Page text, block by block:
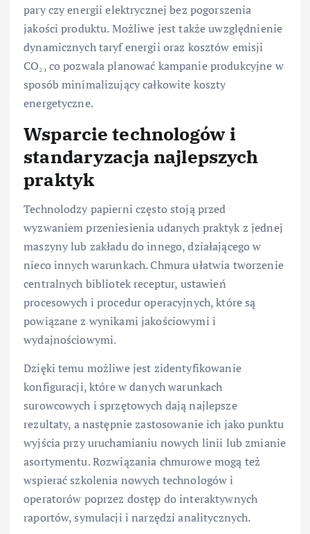
pary czy energii elektrycznej bez pogorszenia
jakości produktu. Możliwe jest także uwzględnienie
dynamicznych taryf energii oraz kosztów emisji
CO₂, co pozwala planować kampanie produkcyjne w
sposób minimalizujący całkowite koszty
energetyczne.
Wsparcie technologów i
standaryzacja najlepszych
praktyk
Technolodzy papierni często stoją przed
wyzwaniem przeniesienia udanych praktyk z jednej
maszyny lub zakładu do innego, działającego w
nieco innych warunkach. Chmura ułatwia tworzenie
centralnych bibliotek receptur, ustawień
procesowych i procedur operacyjnych, które są
powiązane z wynikami jakościowymi i
wydajnościowymi.
Dzięki temu możliwe jest zidentyfikowanie
konfiguracji, które w danych warunkach
surowcowych i sprzętowych dają najlepsze
rezultaty, a następnie zastosowanie ich jako punktu
wyjścia przy uruchamianiu nowych linii lub zmianie
asortymentu. Rozwiązania chmurowe mogą też
wspierać szkolenia nowych technologów i
operatorów poprzez dostęp do interaktywnych
raportów, symulacji i narzędzi analitycznych.